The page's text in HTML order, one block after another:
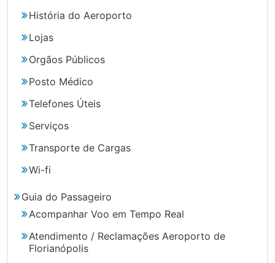
História do Aeroporto
Lojas
Orgãos Públicos
Posto Médico
Telefones Úteis
Serviços
Transporte de Cargas
Wi-fi
Guia do Passageiro
Acompanhar Voo em Tempo Real
Atendimento / Reclamações Aeroporto de
Florianópolis